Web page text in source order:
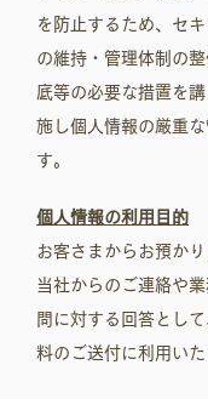
を防止するため、セ
の維持・管理体制の
底等の必要な措置を
施し個人情報の厳重
す。
個人情報の利用目的
お客さまからお預かり
当社からのご連絡や
問に対する回答とし
料のご送付に利用いた